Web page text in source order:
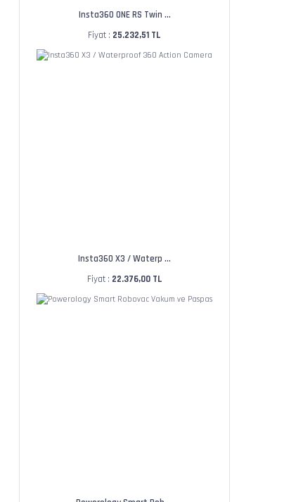
Insta360 ONE RS Twin ...
Fiyat : 25.232,51 TL
Insta360 X3 / Waterp ...
Fiyat : 22.376,00 TL